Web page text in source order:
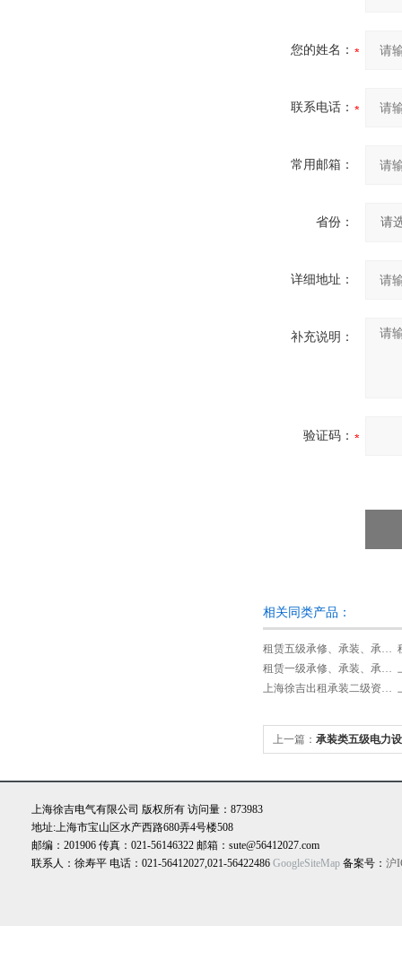
您的姓名：
联系电话：
常用邮箱：
省份：
详细地址：
补充说明：
验证码：
相关同类产品：
租赁五级承修、承装、承试类资质试验设备
租赁一级承修、承装、承试类资质试验设备
上海徐吉出租承装二级资质设备
上一篇： 承装类五级电力
上海徐吉电气有限公司 版权所有 访问量：873983
地址:上海市宝山区水产西路680弄4号楼508
邮编：201906 传真：021-56146322 邮箱：sute@56412027.com
联系人：徐寿平 电话：021-56412027,021-56422486 GoogleSiteMap 备案号： 沪